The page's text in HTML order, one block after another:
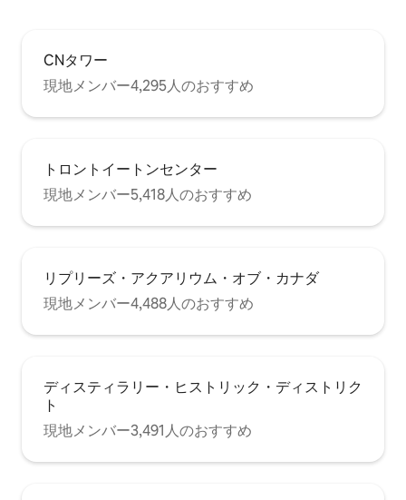
CNタワー
現地メンバー4,295人のおすすめ
トロントイートンセンター
現地メンバー5,418人のおすすめ
リプリーズ・アクアリウム・オブ・カナダ
現地メンバー4,488人のおすすめ
ディスティラリー・ヒストリック・ディストリク
ト
現地メンバー3,491人のおすすめ